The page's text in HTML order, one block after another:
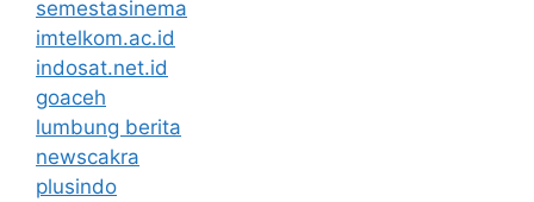
semestasinema
imtelkom.ac.id
indosat.net.id
goaceh
lumbung berita
newscakra
plusindo